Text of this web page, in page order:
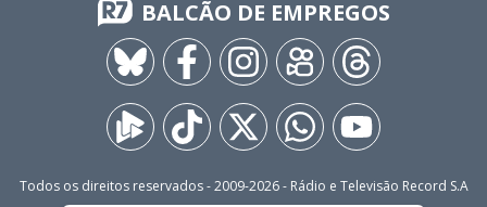
BALCÃO DE EMPREGOS
Todos os direitos reservados - 2009-2026- Rádio e Televisão Record S.A